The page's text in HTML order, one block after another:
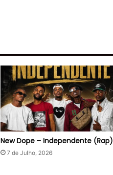
New Dope – Independente (Rap)
7 de Julho, 2026